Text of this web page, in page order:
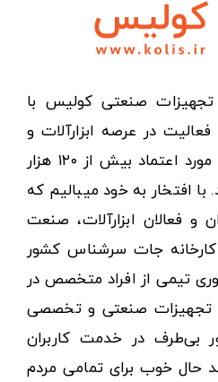
تجهیزات صنعتی کولیس با
نزدیک به ۱۰ سال فعالیت در عرصه ابزارآلات و
کالاهای صنعتی توانسته مورد اعتماد بیش از ۱۲۰ هزار
با افتخار به خود میبالیم که
و فعالان ابزارآلات، صنعت
جات سرشناس کشور
تیمی از افراد متخصص در
و تجهیزات صنعتی و تخصصی
بی‌طرف در خدمت کاربران
حال خوب برای تمامی مردم